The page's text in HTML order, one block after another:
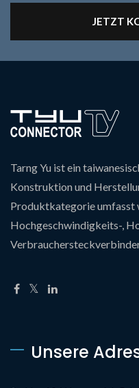
JETZT
Tarng Yu ist ein
Konstruktion und
Produktkategorie umfasst
Hochgeschwindigkeits-,
Unsere